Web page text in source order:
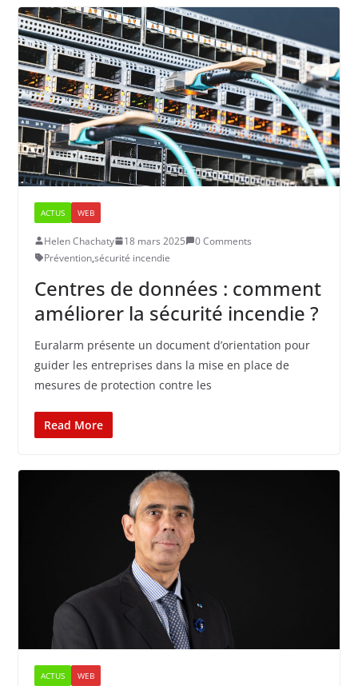
ACTUS WEB
Helen Chachaty 18 mars 2025
0 Comments
Prévention,sécurité incendie
Centres de données : comment
améliorer la sécurité incendie ?
Euralarm présente un document d’orientation pour
guider les entreprises dans la mise en place de
mesures de protection contre les
Read More
ACTUS WEB